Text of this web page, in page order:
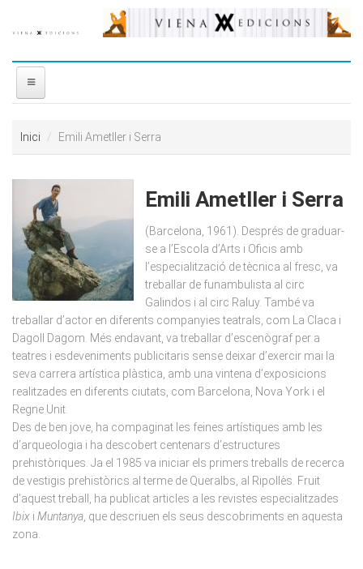
DISTRIBUÏDORA
PREMIS
CONTACTE
Inici Emili Ametller i Serra
Emili Ametller i Serra
(Barcelona, 1961). Després de graduar-
se a l’Escola d’Arts i Oficis amb
l’especialització de tècnica al fresc, va
treballar de funambulista al circ
Galindos i al circ Raluy. També va
treballar d’actor en diferents companyies teatrals, com La Claca i
Dagoll Dagom. Més endavant, va treballar d’escenògraf per a
teatres i esdeveniments publicitaris sense deixar d’exercir mai la
seva carrera artística plàstica, amb una vintena d’exposicions
realitzades en diferents ciutats, com Barcelona, Nova York i el
Regne Unit.
Des de ben jove, ha compaginat les feines artístiques amb les
d’arqueologia i ha descobert centenars d’estructures
prehistòriques. Ja el 1985 va iniciar els primers treballs de recerca
de vestigis prehistòrics al terme de Queralbs, al Ripollès. Fruit
d’aquest treball, ha publicat articles a les revistes especialitzades
Ibix i Muntanya , que descriuen els seus descobriments en aquesta
zona.